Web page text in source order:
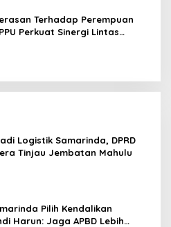
Terhadap Perempuan
Perkuat Sinergi Lintas
Logistik Samarinda, DPRD
Tinjau Jembatan Mahulu
Pilih Kendalikan
Harun: Jaga APBD Lebih